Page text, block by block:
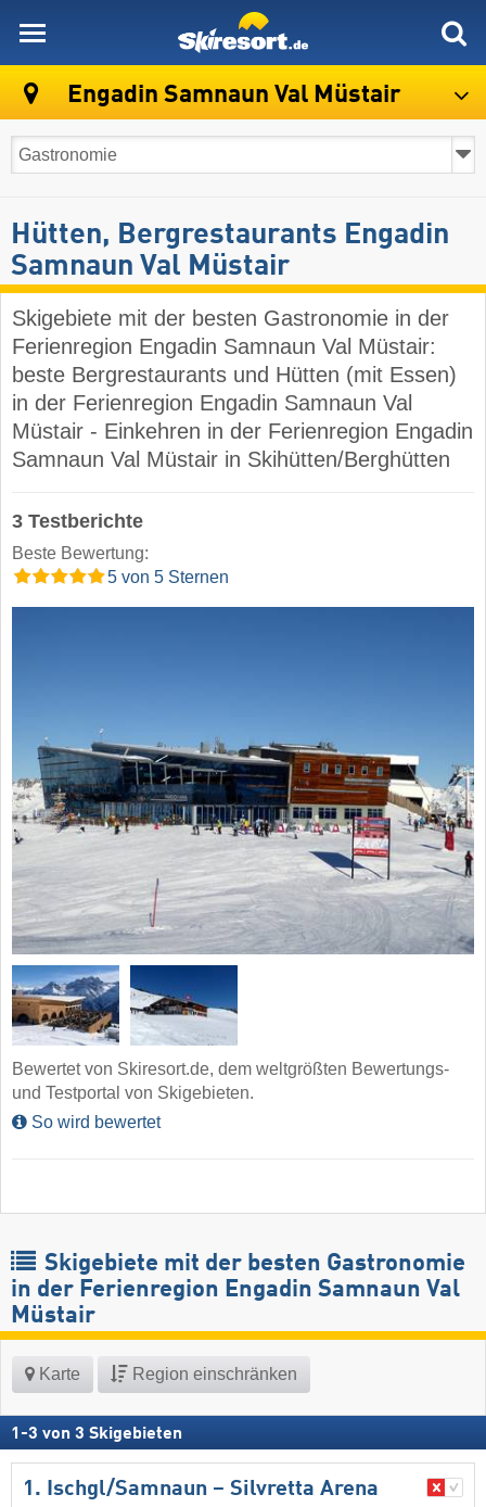
Engadin Samnaun Val Müstair
Hütten, Bergrestaurants Engadin
Samnaun Val Müstair
Skigebiete mit der besten Gastronomie in der
Ferienregion Engadin Samnaun Val Müstair:
beste Bergrestaurants und Hütten (mit Essen)
in der Ferienregion Engadin Samnaun Val
Müstair - Einkehren in der Ferienregion Engadin
Samnaun Val Müstair in Skihütten/Berghütten
3 Testberichte
Beste Bewertung:
5 von 5 Sternen
Bewertet von Skiresort.de, dem weltgrößten Bewertungs-
und Testportal von Skigebieten.
So wird bewertet
Skigebiete mit der besten Gastronomie
in der Ferienregion Engadin Samnaun Val
Müstair
Karte Region einschränken
1 -3 von 3 Skigebieten
1. Ischgl/​Samnaun – Silvretta Arena